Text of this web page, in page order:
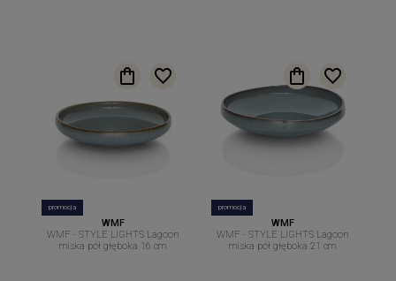
promocja
WMF
WMF - STYLE LIGHTS Lagoon
miska pół głęboka 16 cm.
promocja
WMF
WMF - STYLE LIGHTS Lagoon
miska pół głęboka 21 cm.